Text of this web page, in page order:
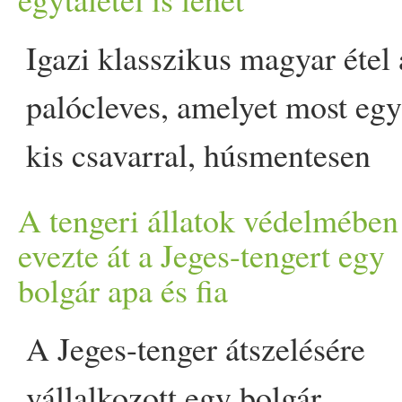
összejövetelről vagy
alkalomra lehet találni…
kiállt - és mind húsmentes
Igazi klasszikus magyar étel
palócleves, amelyet most egy
kis csavarral, húsmentesen
készítünk el.
Bogrács szezonban ráadásul
kerti partik nagy kedvence
lehet ez a fogás. A
A tengeri állatok védelmében
evezte át a Jeges-tengert egy
bolgár apa és fia
A Jeges-tenger átszelésére